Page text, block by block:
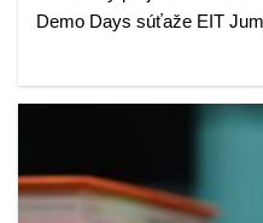
Demo Days súťaže EIT